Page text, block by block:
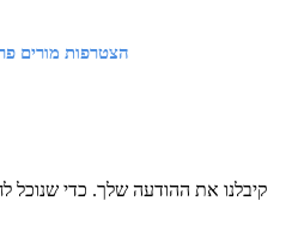
הצטרפות מורים
קיבלנו את ההודעה שלך. כדי